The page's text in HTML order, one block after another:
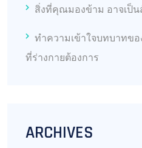
สิ่งที่คุณมองข้าม อาจเป็
ทำความเข้าใจบทบาทข
ที่ร่างกายต้องการ
ARCHIVES